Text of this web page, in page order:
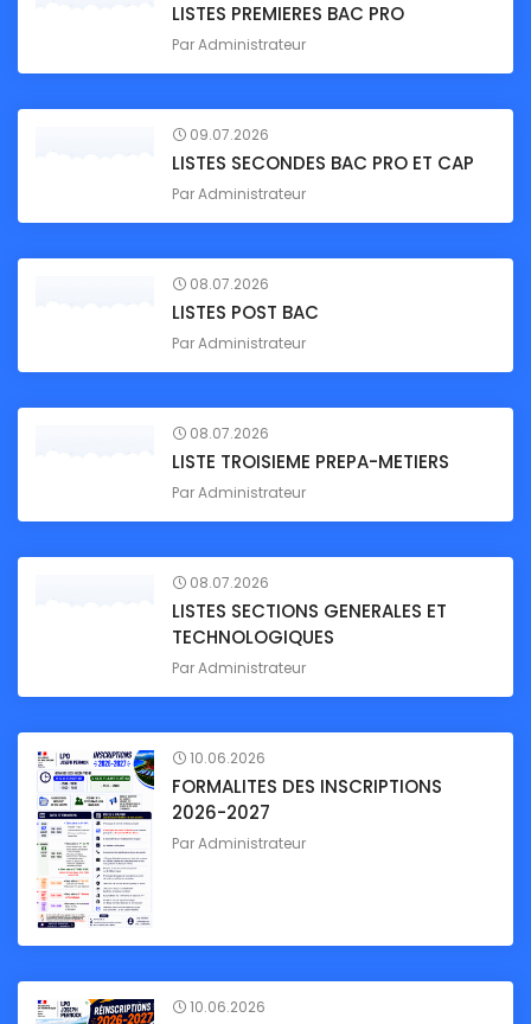
LISTES PREMIERES BAC PRO
ParAdministrateur
09.07.2026
LISTES SECONDES BAC PRO ET CAP
ParAdministrateur
08.07.2026
LISTES POST BAC
ParAdministrateur
08.07.2026
LISTE TROISIEME PREPA-METIERS
ParAdministrateur
08.07.2026
LISTES SECTIONS GENERALES ET
TECHNOLOGIQUES
ParAdministrateur
10.06.2026
FORMALITES DES INSCRIPTIONS
2026-2027
ParAdministrateur
10.06.2026